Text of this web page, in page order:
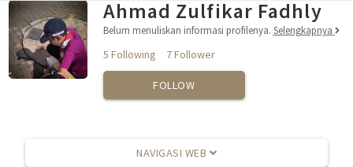
Ahmad Zulfikar Fadhly
Belum menuliskan informasi profilenya. Selengkapnya
5 Following 7 Follower
FOLLOW
NAVIGASI WEB